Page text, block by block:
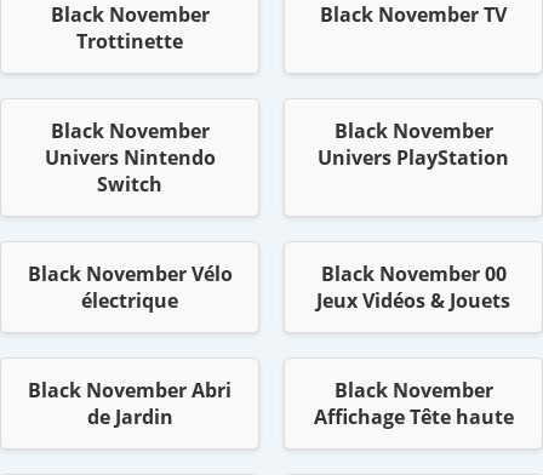
Black November
Trottinette
Black November TV
Black November
Univers Nintendo
Switch
Black November
Univers PlayStation
Black November Vélo
électrique
Black November 00
Jeux Vidéos & Jouets
Black November Abri
de Jardin
Black November
Affichage Tête haute